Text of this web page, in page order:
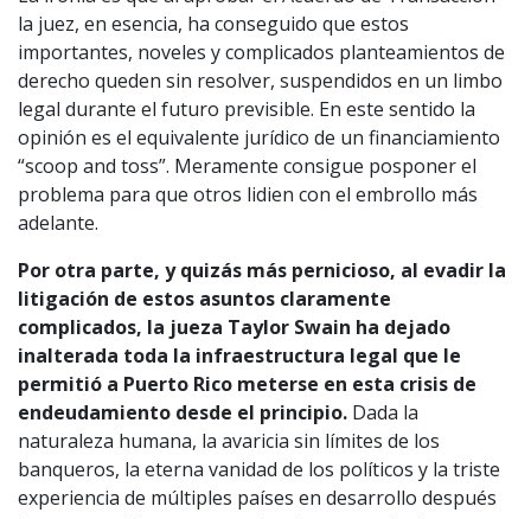
la juez, en esencia, ha conseguido que estos
importantes, noveles y complicados planteamientos de
derecho queden sin resolver, suspendidos en un limbo
legal durante el futuro previsible. En este sentido la
opinión es el equivalente jurídico de un financiamiento
“scoop and toss”. Meramente consigue posponer el
problema para que otros lidien con el embrollo más
adelante.
Por otra parte, y quizás más pernicioso, al evadir la
litigación de estos asuntos claramente
complicados, la jueza Taylor Swain ha dejado
inalterada toda la infraestructura legal que le
permitió a Puerto Rico meterse en esta crisis de
endeudamiento desde el principio. Dada la
naturaleza humana, la avaricia sin límites de los
banqueros, la eterna vanidad de los políticos y la triste
experiencia de múltiples países en desarrollo después